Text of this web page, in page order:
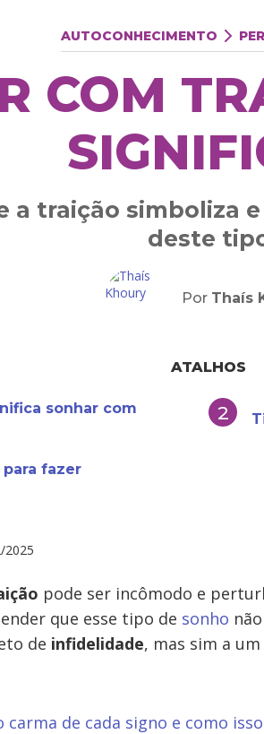
AUTOCONHECIMENTO
COM
a traição simboliza
deste
Por Thaís
ATALHOS
sonhar com
para fazer
2025
pode ser incômodo e
que esse tipo de sonho
de infidelidade, mas sim a
carma de cada signo e como